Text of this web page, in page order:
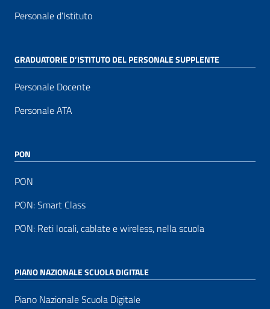
Personale d’Istituto
GRADUATORIE D’ISTITUTO DEL PERSONALE SUPPLENTE
Personale Docente
Personale ATA
PON
PON
PON: Smart Class
PON: Reti locali, cablate e wireless, nella scuola
PIANO NAZIONALE SCUOLA DIGITALE
Piano Nazionale Scuola Digitale